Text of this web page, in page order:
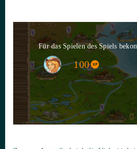
Für das Spielen des Spiels
100